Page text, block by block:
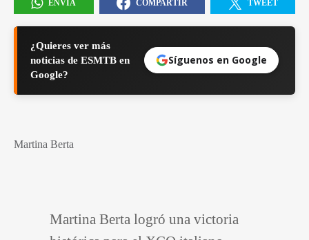
ENVÍA COMPARTIR TWEET
¿Quieres ver más
noticias de ESMTB en
Google?
Síguenos en Google
Martina Berta
Martina Berta logró una victoria